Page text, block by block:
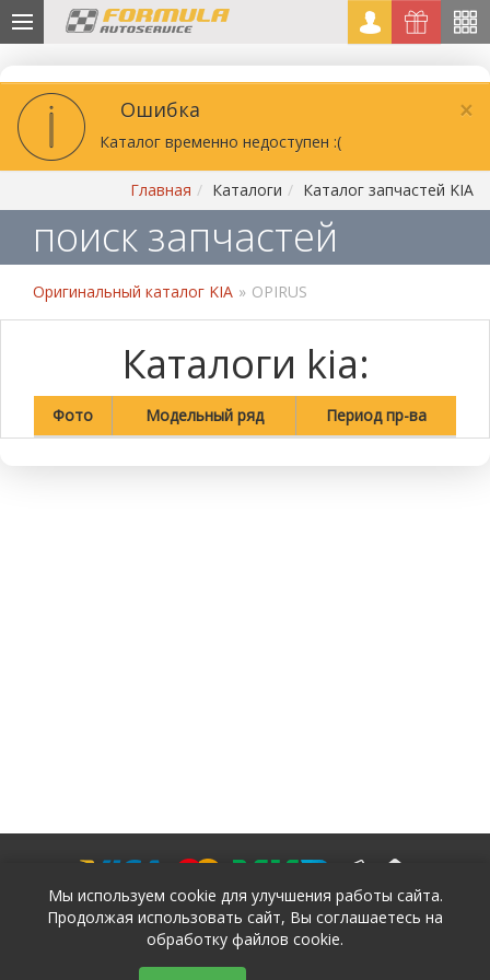
×
Ошибка
Каталог временно недоступен :(
Главная Каталоги Каталог запчастей KIA
поиск запчастей
Оригинальный каталог KIA » OPIRUS
Каталоги kia:
Фото Модельный ряд Период пр-ва
Мы используем cookie для улучшения работы сайта.
Продолжая использовать сайт, Вы соглашаетесь на
обработку файлов cookie.